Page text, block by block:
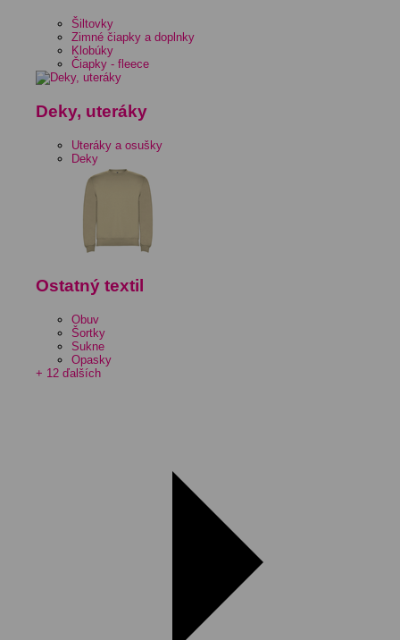
Šiltovky
Zimné čiapky a doplnky
Klobúky
Čiapky - fleece
Deky, uteráky
Uteráky a osušky
Deky
Ostatný textil
Obuv
Šortky
Sukne
Opasky
+ 12 ďalších